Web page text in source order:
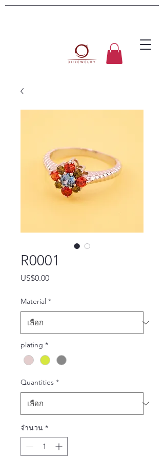
R0001
US$0.00ราคา
Material *
plating *
Quantities *
จำนวน *